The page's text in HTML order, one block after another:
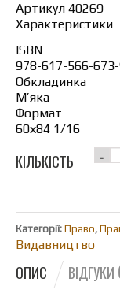
Артикул 40269
Характеристики
ISBN
978-617-566-
Обкладинка
М’яка
Формат
60х84 1/16
КІЛЬКІСТЬ
Категорії: Право,
Видавництво
ОПИС ВІДГУКИ